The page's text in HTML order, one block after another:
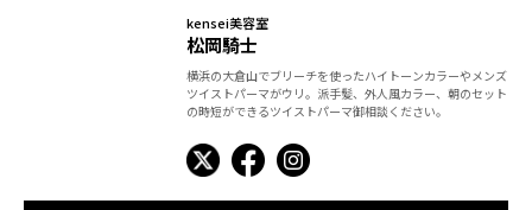
kensei美容室
松岡騎士
横浜の大倉山でブリーチを使ったハイトーンカラーやメンズ
ツイストパーマがウリ。派手髪、外人風カラー、朝のセット
の時短ができるツイストパーマ御相談ください。